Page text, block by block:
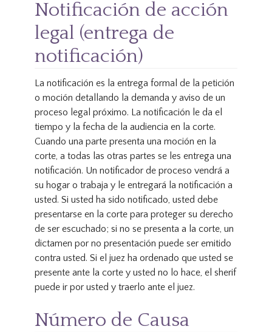
Notificación de acción
legal (entrega de
notificación)
La notificación es la entrega formal de la petición
o moción detallando la demanda y aviso de un
proceso legal próximo. La notificación le da el
tiempo y la fecha de la audiencia en la corte.
Cuando una parte presenta una moción en la
corte, a todas las otras partes se les entrega una
notificación. Un notificador de proceso vendrá a
su hogar o trabaja y le entregará la notificación a
usted. Si usted ha sido notificado, usted debe
presentarse en la corte para proteger su derecho
de ser escuchado; si no se presenta a la corte, un
dictamen por no presentación puede ser emitido
contra usted. Si el juez ha ordenado que usted se
presente ante la corte y usted no lo hace, el sherif
puede ir por usted y traerlo ante el juez.
Número de Causa